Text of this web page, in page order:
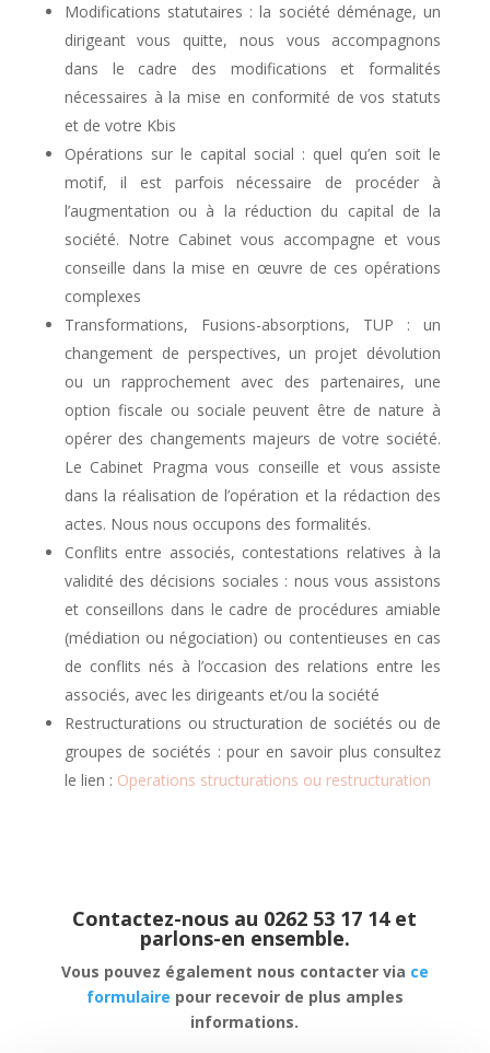
Modifications statutaires : la société déménage, un
dirigeant vous quitte, nous vous accompagnons
dans le cadre des modifications et formalités
nécessaires à la mise en conformité de vos statuts
et de votre Kbis
Opérations sur le capital social : quel qu’en soit le
motif, il est parfois nécessaire de procéder à
l’augmentation ou à la réduction du capital de la
société. Notre Cabinet vous accompagne et vous
conseille dans la mise en œuvre de ces opérations
complexes
Transformations, Fusions-absorptions, TUP : un
changement de perspectives, un projet dévolution
ou un rapprochement avec des partenaires, une
option fiscale ou sociale peuvent être de nature à
opérer des changements majeurs de votre société.
Le Cabinet Pragma vous conseille et vous assiste
dans la réalisation de l’opération et la rédaction des
actes. Nous nous occupons des formalités.
Conflits entre associés, contestations relatives à la
validité des décisions sociales : nous vous assistons
et conseillons dans le cadre de procédures amiable
(médiation ou négociation) ou contentieuses en cas
de conflits nés à l’occasion des relations entre les
associés, avec les dirigeants et/ou la société
Restructurations ou structuration de sociétés ou de
groupes de sociétés : pour en savoir plus consultez
le lien : Operations structurations ou restructuration
Contactez-nous au 0262 53 17 14 et
parlons-en ensemble.
Vous pouvez également nous contacter via ce
formulaire pour recevoir de plus amples
informations.